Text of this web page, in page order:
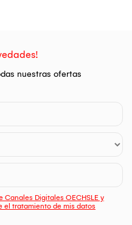
nuestras ofertas
Digitales OECHSLE y
el tratamiento de mis datos